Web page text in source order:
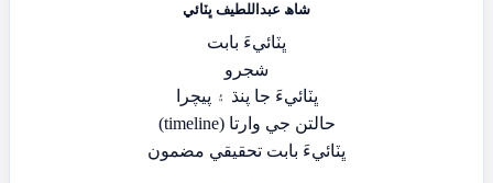
شاھ عبداللطيف ڀٽائي
ڀٽائيءَ بابت
شجرو
ڀٽائيءَ جا پنڌ ۽ پيچرا
حالتن جي وارتا (timeline)
ڀٽائيءَ بابت تحقيقي مضمون